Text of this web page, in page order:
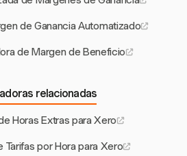
de Ganancia Automatizado
de Margen de Beneficio
relacionadas
Horas Extras para Xero
Tarifas por Hora para Xero